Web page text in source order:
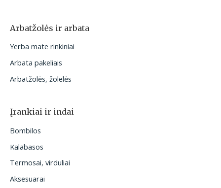
Arbatžolės ir arbata
Yerba mate rinkiniai
Arbata pakeliais
Arbatžolės, žolelės
Įrankiai ir indai
Bombilos
Kalabasos
Termosai, virduliai
Aksesuarai